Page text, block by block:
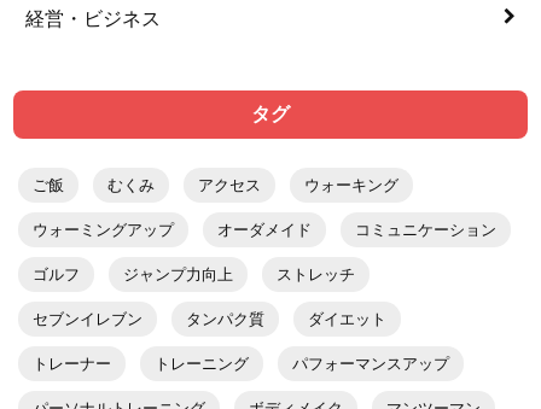
経営・ビジネス
タグ
ご飯 むくみ アクセス ウォーキング
ウォーミングアップ オーダメイド コミュニケーション
ゴルフ ジャンプ力向上 ストレッチ
セブンイレブン タンパク質 ダイエット
トレーナー トレーニング パフォーマンスアップ